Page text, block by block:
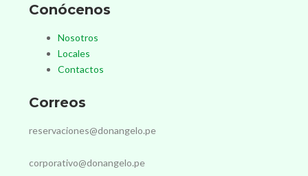
Conócenos
Nosotros
Locales
Contactos
Correos
reservaciones@donangelo.pe
corporativo@donangelo.pe